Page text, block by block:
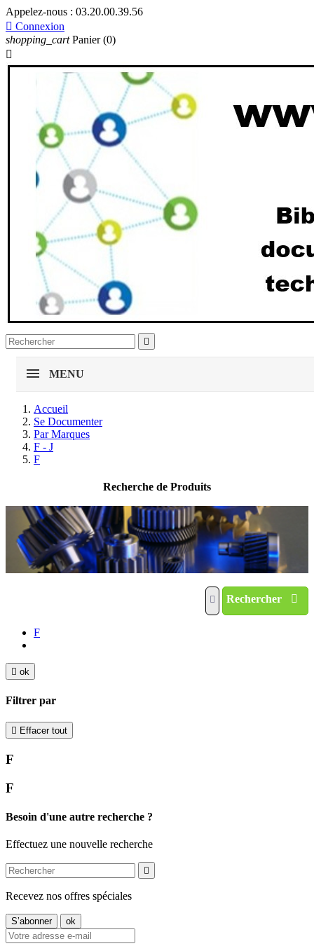
Appelez-nous : 03.20.00.39.56
 Connexion
shopping_cart Panier (0)


MENU
Accueil
Se Documenter
Par Marques
F - J
F
Recherche de Produits
Rechercher
F
 ok
Filtrer par
 Effacer tout
F
F
Besoin d'une autre recherche ?
Effectuez une nouvelle recherche

Recevez nos offres spéciales